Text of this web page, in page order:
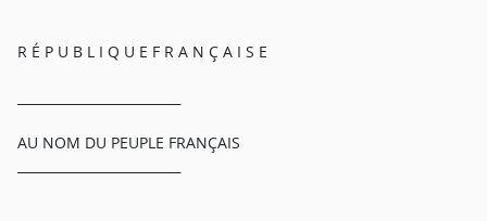
R É P U B L I Q U E F R A N Ç A I S E
AU NOM DU PEUPLE FRANÇAIS